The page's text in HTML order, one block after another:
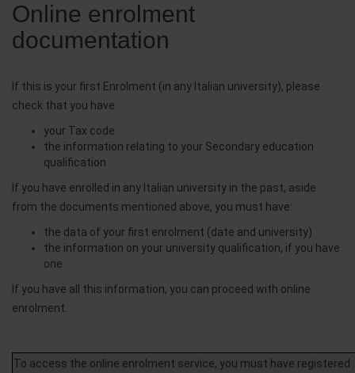
Online enrolment
documentation
If this is your first Enrolment (in any Italian university), please
check that you have:
your Tax code
the information relating to your Secondary education
qualification
If you have enrolled in any Italian university in the past, aside
from the documents mentioned above, you must have:
the data of your first enrolment (date and university)
the information on your university qualification, if you have
one
If you have all this information, you can proceed with online
enrolment.
To access the online enrolment service, you must have registered